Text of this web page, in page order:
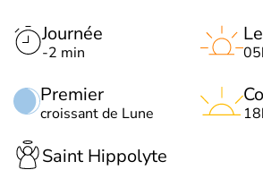
Journée
-2 min
Premier
croissant de Lune
Saint Hippolyte